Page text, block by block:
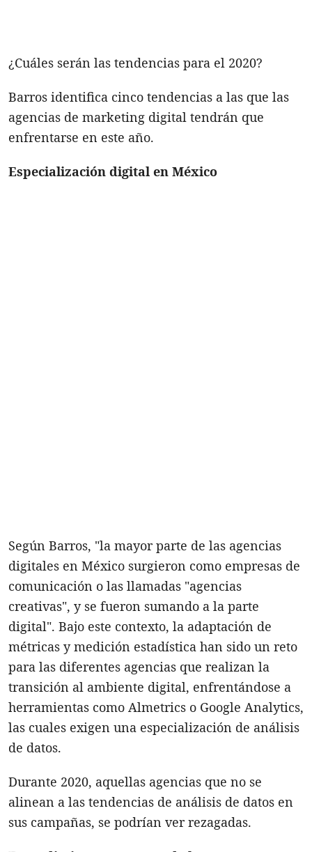
¿Cuáles serán las tendencias para el 2020?
Barros identifica cinco tendencias a las que las
agencias de marketing digital tendrán que
enfrentarse en este año.
Especialización digital en México
Según Barros, "la mayor parte de las agencias
digitales en México surgieron como empresas de
comunicación o las llamadas "agencias
creativas", y se fueron sumando a la parte
digital". Bajo este contexto, la adaptación de
métricas y medición estadística han sido un reto
para las diferentes agencias que realizan la
transición al ambiente digital, enfrentándose a
herramientas como Almetrics o Google Analytics,
las cuales exigen una especialización de análisis
de datos.
Durante 2020, aquellas agencias que no se
alinean a las tendencias de análisis de datos en
sus campañas, se podrían ver rezagadas.